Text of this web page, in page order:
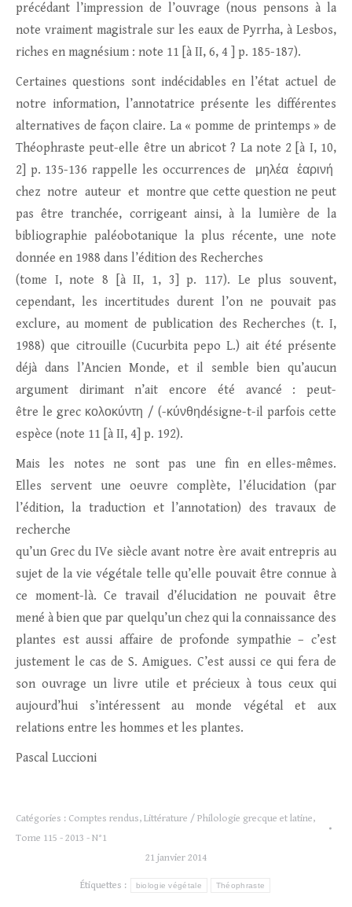
précédant l’impression de l’ouvrage (nous pensons à la
note vraiment magistrale sur les eaux de Pyrrha, à Lesbos,
riches en magnésium : note 11 [à II, 6, 4 ] p. 185-187).
Certaines questions sont indécidables en l’état actuel de
notre information, l’annotatrice présente les différentes
alternatives de façon claire. La « pomme de printemps » de
Théophraste peut-elle être un abricot ? La note 2 [à I, 10,
2] p. 135-136 rappelle les occurrences de μηλέα ἐαρινή
chez notre auteur et montre que cette question ne peut
pas être tranchée, corrigeant ainsi, à la lumière de la
bibliographie paléobotanique la plus récente, une note
donnée en 1988 dans l’édition des Recherches
(tome I, note 8 [à II, 1, 3] p. 117). Le plus souvent,
cependant, les incertitudes durent l’on ne pouvait pas
exclure, au moment de publication des Recherches (t. I,
1988) que citrouille (Cucurbita pepo L.) ait été présente
déjà dans l’Ancien Monde, et il semble bien qu’aucun
argument dirimant n’ait encore été avancé : peut-
être le grec κολοκύντη / (-κύνθηdésigne-t-il parfois cette
espèce (note 11 [à II, 4] p. 192).
Mais les notes ne sont pas une fin en elles-mêmes.
Elles servent une oeuvre complète, l’élucidation (par
l’édition, la traduction et l’annotation) des travaux de
recherche
qu’un Grec du IVe siècle avant notre ère avait entrepris au
sujet de la vie végétale telle qu’elle pouvait être connue à
ce moment-là. Ce travail d’élucidation ne pouvait être
mené à bien que par quelqu’un chez qui la connaissance des
plantes est aussi affaire de profonde sympathie – c’est
justement le cas de S. Amigues. C’est aussi ce qui fera de
son ouvrage un livre utile et précieux à tous ceux qui
aujourd’hui s’intéressent au monde végétal et aux
relations entre les hommes et les plantes.
Pascal Luccioni
Catégories : Comptes rendus, Littérature / Philologie grecque et latine,
Tome 115 - 2013 - N°1
21 janvier 2014
Étiquettes : biologie végétale Théophraste